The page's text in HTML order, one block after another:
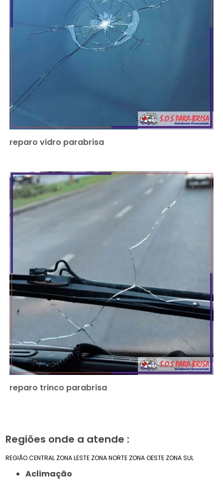
reparo vidro parabrisa
reparo trinco parabrisa
Regiões onde a atende :
REGIÃO CENTRAL ZONA LESTE ZONA NORTE ZONA OESTE ZONA SUL
Aclimação